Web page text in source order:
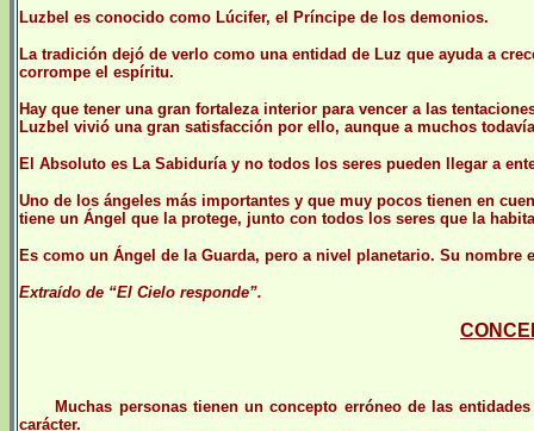
Luzbel es conocido como Lúcifer, el Príncipe de los demonios.
La tradición dejó de verlo como una entidad de Luz que ayuda a
corrompe el espíritu.
Hay que tener una gran fortaleza interior para vencer a las
Luzbel vivió una gran satisfacción por ello, aunque a muchos
El Absoluto es La Sabiduría y no todos los seres pueden llegar a
Uno de los ángeles más importantes y que muy pocos tienen en
tiene un Ángel que la protege, junto con todos los seres que la
Es como un Ángel de la Guarda, pero a nivel planetario. Su
Extraído de “El Cielo responde”.
Muchas personas tienen un concepto erróneo de las
carácter.